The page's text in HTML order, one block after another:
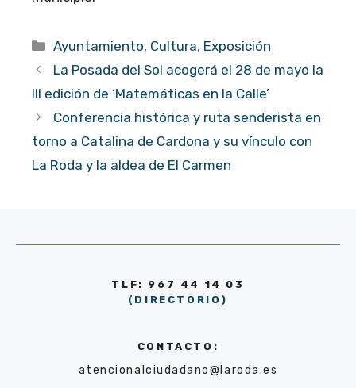
Categorías
Ayuntamiento, Cultura, Exposición
La Posada del Sol acogerá el 28 de mayo la
III edición de ‘Matemáticas en la Calle’
Conferencia histórica y ruta senderista en
torno a Catalina de Cardona y su vínculo con
La Roda y la aldea de El Carmen
TLF: 967 44 14 03
(DIRECTORIO)
CONTACTO:
atencionalciudadano@laroda.es